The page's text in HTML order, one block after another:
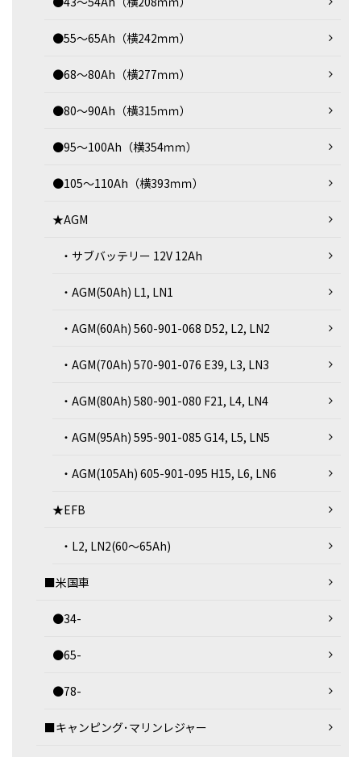
●55～65Ah（横242ｍｍ）
●68～80Ah（横277ｍｍ）
●80～90Ah（横315ｍｍ）
●95～100Ah（横354ｍｍ）
●105～110Ah（横393ｍｍ）
★AGM
・サブバッテリー 12V 12Ah
・AGM(50Ah) L1, LN1
・AGM(60Ah) 560-901-068 D52, L2, LN2
・AGM(70Ah) 570-901-076 E39, L3, LN3
・AGM(80Ah) 580-901-080 F21, L4, LN4
・AGM(95Ah) 595-901-085 G14, L5, LN5
・AGM(105Ah) 605-901-095 H15, L6, LN6
★EFB
・L2, LN2(60～65Ah)
■米国車
●34-
●65-
●78-
■キャンピング･マリンレジャー